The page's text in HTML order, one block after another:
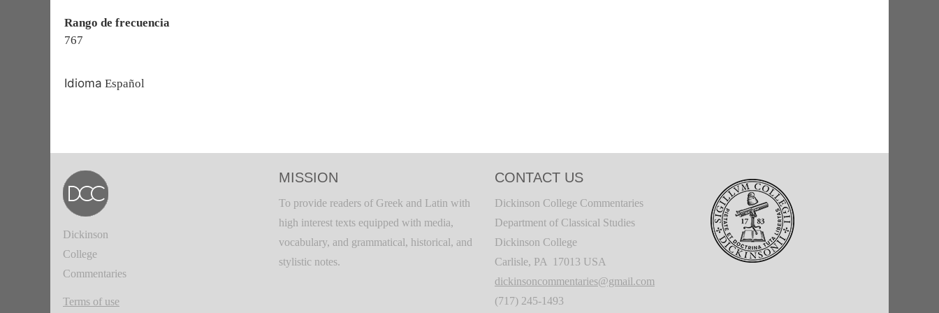
Rango de frecuencia
767
Idioma Español
Dickinson
College
Commentaries
Terms of use
MISSION
To provide readers of Greek and Latin with
high interest texts equipped with media,
vocabulary, and grammatical, historical, and
stylistic notes.
CONTACT US
Dickinson College Commentaries
Department of Classical Studies
Dickinson College
Carlisle, PA 17013 USA
dickinsoncommentaries@gmail.com
(717) 245-1493